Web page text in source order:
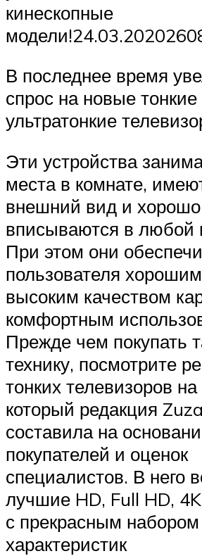
кинескопные
В последнее время
спрос на новые тонкие
ультратонкие
Эти устройства
места в комнате,
внешний вид и хорошо
вписываются в любой
При этом они
пользователя
высоким качеством
комфортным
Прежде чем покупать
технику, посмотрите
тонких телевизоров
который редакция
составила на
покупателей и оценок
специалистов. В него
лучшие HD, Full HD,
с прекрасным набором
характеристик